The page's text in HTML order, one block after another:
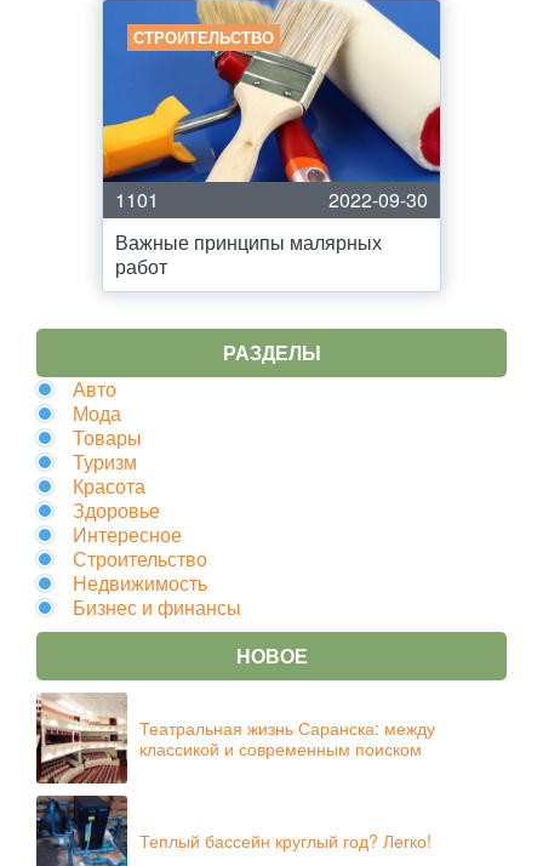
СТРОИТЕЛЬСТВО
1101
2022-09-30
Важные принципы малярных
работ
РАЗДЕЛЫ
Авто
Мода
Товары
Туризм
Красота
Здоровье
Интересное
Строительство
Недвижимость
Бизнес и финансы
НОВОЕ
Театральная жизнь Саранска: между
классикой и современным поиском
Теплый бассейн круглый год? Легко!